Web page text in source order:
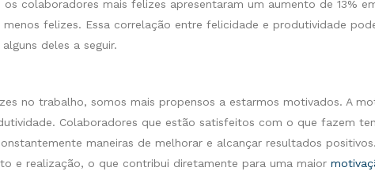
colaboradores mais felizes apresentaram um aumento de 13%
felizes. Essa correlação entre felicidade e produtividade
deles a seguir.
no trabalho, somos mais propensos a estarmos motivados. A
Colaboradores que estão satisfeitos com o que fazem
maneiras de melhorar e alcançar resultados
e realização, o que contribui diretamente para uma maior